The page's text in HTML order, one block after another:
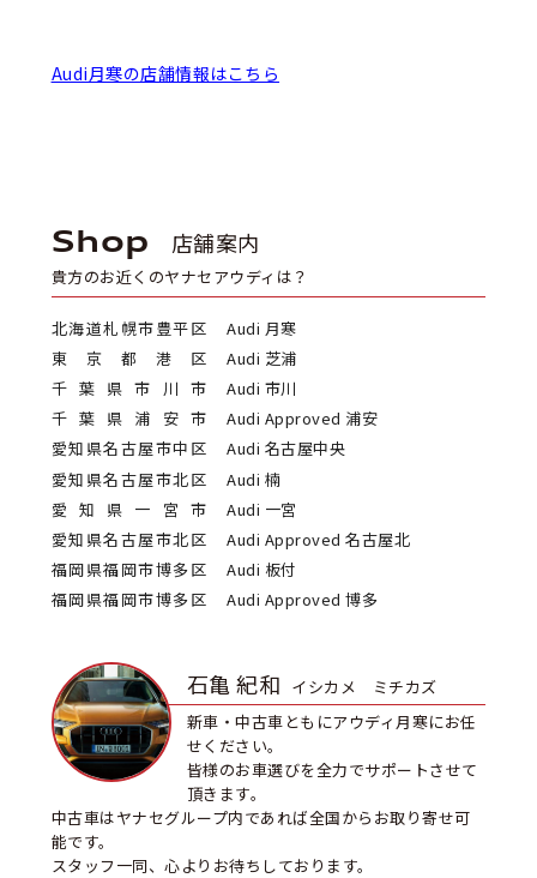
Audi月寒の店舗情報はこちら
Shop 店舗案内
貴方のお近くのヤナセアウディは？
北海道札幌市豊平区
Audi 月寒
東京都港区
Audi 芝浦
千葉県市川市
Audi 市川
千葉県浦安市
Audi Approved 浦安
愛知県名古屋市中区
Audi 名古屋中央
愛知県名古屋市北区
Audi 楠
愛知県一宮市
Audi 一宮
愛知県名古屋市北区
Audi Approved 名古屋北
福岡県福岡市博多区
Audi 板付
福岡県福岡市博多区
Audi Approved 博多
石亀 紀和 イシカメ ミチカズ
新車・中古車ともにアウディ月寒にお任
せください。
皆様のお車選びを全力でサポートさせて
頂きます。
中古車はヤナセグループ内であれば全国からお取り寄せ可
能です。
スタッフ一同、心よりお待ちしております。